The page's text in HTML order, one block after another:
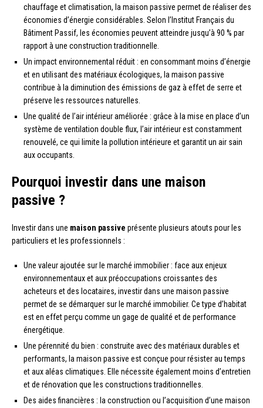
chauffage et climatisation, la maison passive permet de réaliser des
économies d’énergie considérables. Selon l’Institut Français du
Bâtiment Passif, les économies peuvent atteindre jusqu’à 90 % par
rapport à une construction traditionnelle.
Un impact environnemental réduit : en consommant moins d’énergie
et en utilisant des matériaux écologiques, la maison passive
contribue à la diminution des émissions de gaz à effet de serre et
préserve les ressources naturelles.
Une qualité de l’air intérieur améliorée : grâce à la mise en place d’un
système de ventilation double flux, l’air intérieur est constamment
renouvelé, ce qui limite la pollution intérieure et garantit un air sain
aux occupants.
Pourquoi investir dans une maison
passive ?
Investir dans une maison passive présente plusieurs atouts pour les
particuliers et les professionnels :
Une valeur ajoutée sur le marché immobilier : face aux enjeux
environnementaux et aux préoccupations croissantes des
acheteurs et des locataires, investir dans une maison passive
permet de se démarquer sur le marché immobilier. Ce type d’habitat
est en effet perçu comme un gage de qualité et de performance
énergétique.
Une pérennité du bien : construite avec des matériaux durables et
performants, la maison passive est conçue pour résister au temps
et aux aléas climatiques. Elle nécessite également moins d’entretien
et de rénovation que les constructions traditionnelles.
Des aides financières : la construction ou l’acquisition d’une maison